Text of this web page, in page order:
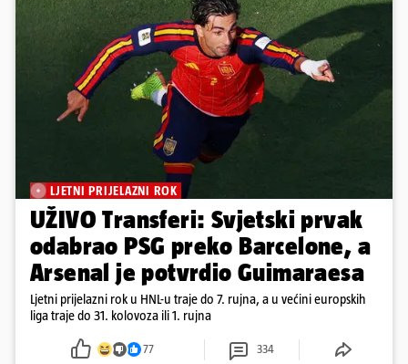
LJETNI PRIJELAZNI ROK
UŽIVO Transferi: Svjetski prvak
odabrao PSG preko Barcelone, a
Arsenal je potvrdio Guimaraesa
Ljetni prijelazni rok u HNL-u traje do 7. rujna, a u većini europskih
liga traje do 31. kolovoza ili 1. rujna
77 334